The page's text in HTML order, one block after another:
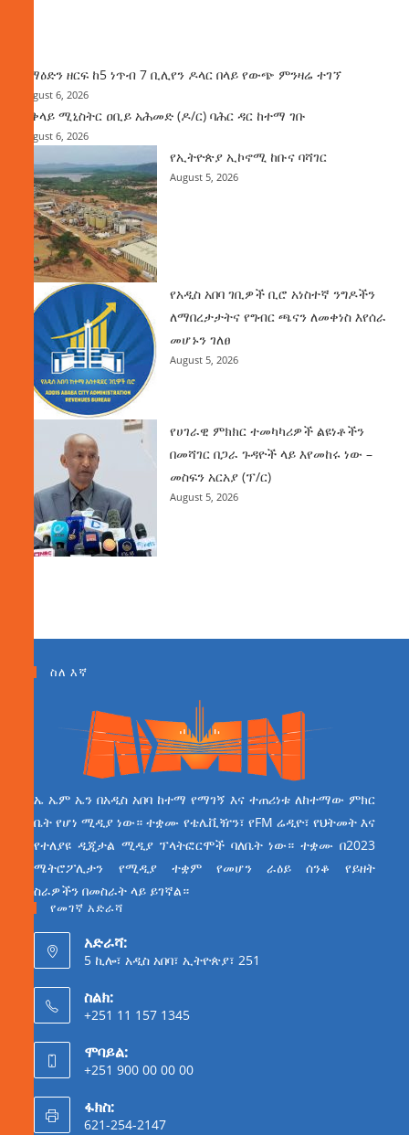
ከማዕድን ዘርፍ ከ5 ነጥብ 7 ቢሊየን ዶላር በላይ የውጭ ምንዛሬ ተገኘ
August 6, 2026
ጠቅላይ ሚኒስትር ዐቢይ አሕመድ (ዶ/ር) ባሕር ዳር ከተማ ገቡ
August 6, 2026
የኢትዮጵያ ኢኮኖሚ ከቡና ባሻገር
August 5, 2026
የአዲስ አበባ ገቢዎች ቢሮ አነስተኛ ንግዶችን
ለማበረታታትና የግብር ጫናን ለመቀነስ እየሰራ
መሆኑን ገለፀ
August 5, 2026
የሀገራዊ ምክክር ተመካካሪዎች ልዩነቶችን
በመሻገር በጋራ ጉዳዮች ላይ እየመከሩ ነው –
መስፍን አርአያ (ፕ/ር)
August 5, 2026
ስለ እኛ
ኤ ኤም ኤን በአዲስ አበባ ከተማ የማገኝ እና ተጠሪነቱ ለከተማው ምክር
ቤት የሆነ ሚዲያ ነው። ተቋሙ የቴሌቪዥን፣ የFM ሬዲዮ፣ የህትመት እና
የተለያዩ ዲጂታል ሚዲያ ፕላትፎርሞች ባለቤት ነው። ተቋሙ በ2023
ሜትሮፖሊታን የሚዲያ ተቋም የመሆን ራዕይ ሰንቆ የይዘት
ስራዎችን በመስራት ላይ ይገኛል።
የመገኛ አድራሻ
አድራሻ:
5 ኪሎ፣ አዲስ አበባ፣ ኢትዮጵያ፣ 251
ስልክ:
+251 11 157 1345
ሞባይል:
+251 900 00 00 00
ፋክስ:
621-254-2147